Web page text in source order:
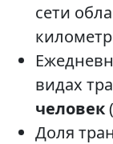
сети
видах
человек
Доля